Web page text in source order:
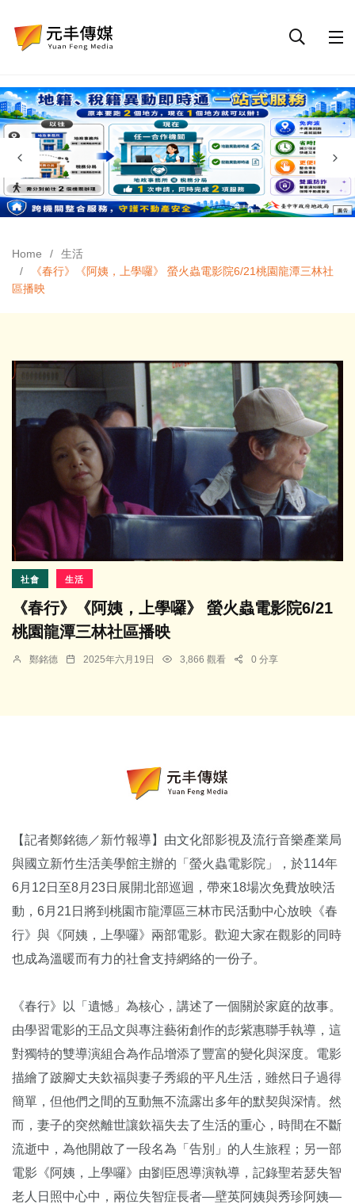
Home
生活
《春行》《阿姨，上學囉》 螢火蟲電影院6/21桃園龍潭三林社
區播映
社會 生活
《春行》《阿姨，上學囉》 螢火蟲電影院6/21
桃園龍潭三林社區播映
鄭銘德 2025年六月19日 3,866 觀看 0 分享
【記者鄭銘德／新竹報導】由文化部影視及流行音樂產業局
與國立新竹生活美學館主辦的「螢火蟲電影院」，於114年
6月12日至8月23日展開北部巡迴，帶來18場次免費放映活
動，6月21日將到桃園市龍潭區三林市民活動中心放映《春
行》與《阿姨，上學囉》兩部電影。歡迎大家在觀影的同時
也成為溫暖而有力的社會支持網絡的一份子。
《春行》以「遺憾」為核心，講述了一個關於家庭的故事。
由學習電影的王品文與專注藝術創作的彭紫惠聯手執導，這
對獨特的雙導演組合為作品增添了豐富的變化與深度。電影
描繪了跛腳丈夫欽福與妻子秀緞的平凡生活，雖然日子過得
簡單，但他們之間的互動無不流露出多年的默契與深情。然
而，妻子的突然離世讓欽福失去了生活的重心，時間在不斷
流逝中，為他開啟了一段名為「告別」的人生旅程；另一部
電影《阿姨，上學囉》由劉臣恩導演執導，記錄聖若瑟失智
老人日照中心中，兩位失智症長者—壁英阿姨與秀珍阿姨—